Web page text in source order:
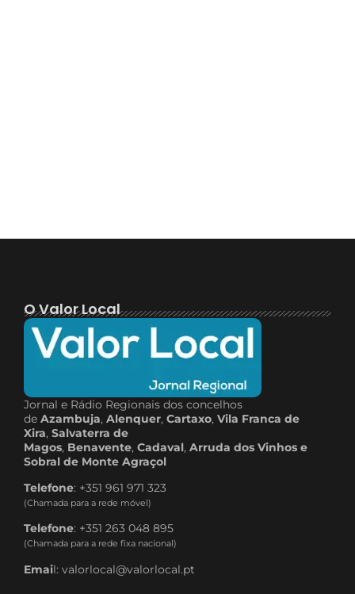
O Valor Local
Jornal e Rádio Regionais dos concelhos
de Azambuja, Alenquer, Cartaxo, Vila Franca de
Xira, Salvaterra de
Magos, Benavente, Cadaval, Arruda dos Vinhos e
Sobral de Monte Agraçol
Telefone: +351 961 971 323
(Chamada para a rede móvel)
Telefone: +351 263 048 895
(Chamada para a rede fixa nacional)
Email: valorlocal@valorlocal.pt